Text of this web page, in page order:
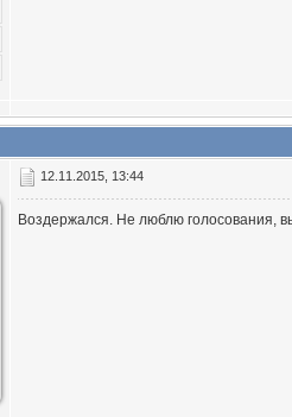
12.11.2015, 13:44
Воздержался. Не люблю голосования,